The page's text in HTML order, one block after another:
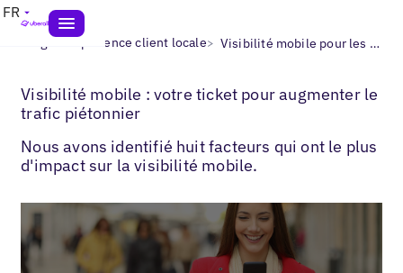
FR
Blogs> Expérience client locale> Visibilité mobile pour les entreprises locales
Visibilité mobile : votre ticket pour augmenter le
trafic piétonnier
Nous avons identifié huit facteurs qui ont le plus
d'impact sur la visibilité mobile.